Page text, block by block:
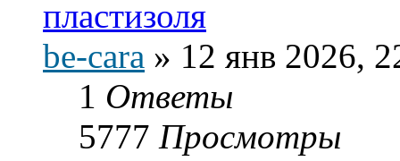
пластизоля
be-cara » 12 янв 2026,
1 Ответы
5777 Просмотры